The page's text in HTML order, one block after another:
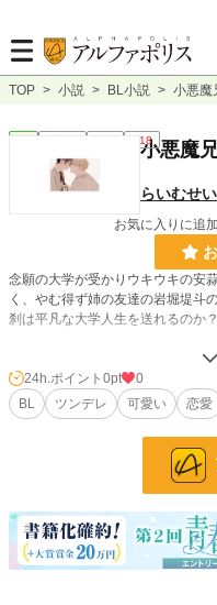
TOP > 小説 > BL小説 > 小悪魔
R18
小悪魔
らいむせ
お気に入りに追
念願の大学が受かりウキウキの安
く、やむ得ず姉の友達の岩堀堤斗
刹は平凡な大学人生を送れるのか？
押しに弱いが、言いたいことはは
に言い寄られていた過去がある
岩堀堤斗(いわほりていと)23歳
刹の姉の雅と友達。刹の通う大学
ンお兄さん。だが少し小悪魔な所
安蒜雅(あびるみやび)23歳
刹の姉。ズバズバ物事を言う姉
しのOL。弟の刹が大好きなブラコ
24h.ポイント 0pt
0
BL
ツンデレ 可愛い 恋愛